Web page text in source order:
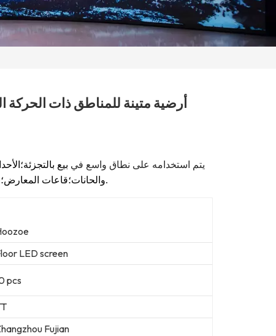
يتم استخدامه على نطاق واسع في بيع بالتجزئة؛
والحانات؛قاعات المعارض؛ حفلات الزفاف وما إلى ذلك.
LED screen
pcs
Fujian